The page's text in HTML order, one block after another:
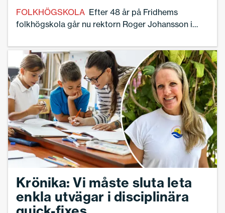
FOLKHÖGSKOLA Efter 48 år på Fridhems
folkhögskola går nu rektorn Roger Johansson i
Krönika: Vi måste sluta leta
enkla utvägar i disciplinära